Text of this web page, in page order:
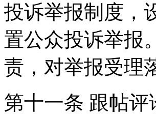
投诉举报制度，
置公众投诉举报
责，对举报受理
第十一条 跟帖